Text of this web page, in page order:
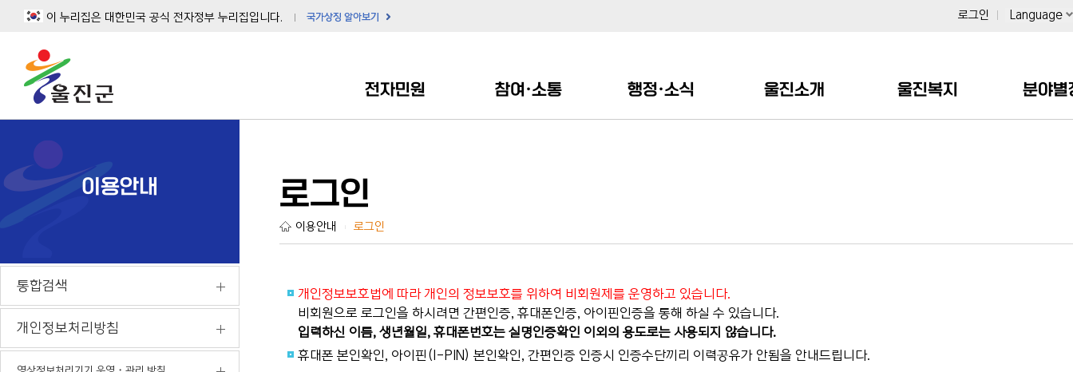
이 누리집은 대한민국 공식 전자정부 누리집입니다. 국가상징 알아보기 로그인 Language
전자민원 참여·소통 행정·소식 울진소개 울진복지 분야별
이용안내
통합검색
개인정보처리방침
로그인
이용안내 로그인
개인정보보호법에 따라 개인의 정보보호를 위하여 비회원제를 운영하고 있습니다.
비회원으로 로그인을 하시려면 간편인증, 휴대폰인증, 아이핀인증을 통해 하실 수 있습니다.
입력하신 이름, 생년월일, 휴대폰번호는 실명인증확인 이외의 용도로는 사용되지 않습니다.
휴대폰 본인확인, 아이핀(I-PIN) 본인확인, 간편인증 인증시 인증수단끼리 이력공유가 안됨을 안내드립니다.